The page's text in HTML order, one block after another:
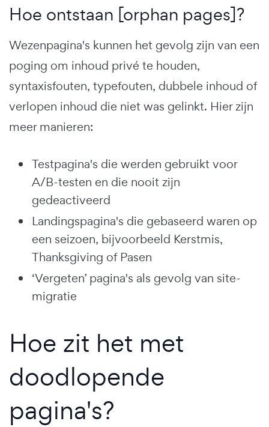
Hoe ontstaan [orphan pages]?
Wezenpagina's kunnen het gevolg zijn van een
poging om inhoud privé te houden,
syntaxisfouten, typefouten, dubbele inhoud of
verlopen inhoud die niet was gelinkt. Hier zijn
meer manieren:
Testpagina's die werden gebruikt voor
A/B-testen en die nooit zijn
gedeactiveerd
Landingspagina's die gebaseerd waren op
een seizoen, bijvoorbeeld Kerstmis,
Thanksgiving of Pasen
‘Vergeten’ pagina's als gevolg van site-
migratie
Hoe zit het met
doodlopende
pagina's?